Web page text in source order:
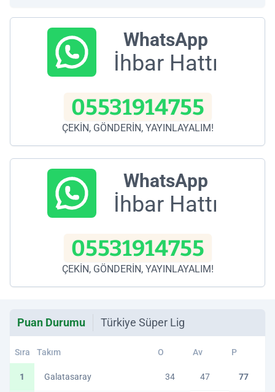
WhatsApp
İhbar Hattı
05531914755
ÇEKİN, GÖNDERİN, YAYINLAYALIM!
WhatsApp
İhbar Hattı
05531914755
ÇEKİN, GÖNDERİN, YAYINLAYALIM!
Puan Durumu Türkiye Süper Lig
Sıra Takım O Av P
1 Galatasaray 34 47 77